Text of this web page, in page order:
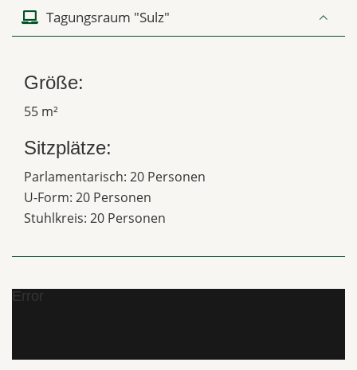
Tagungsraum "Sulz"
Größe:
55 m²
Sitzplätze:
Parlamentarisch: 20 Personen
U-Form: 20 Personen
Stuhlkreis: 20 Personen
Error